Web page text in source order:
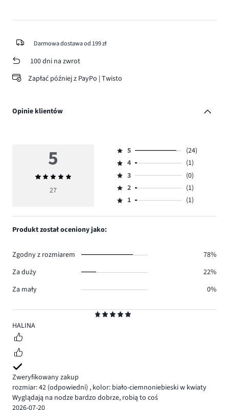
Darmowa dostawa od 199 zł
100 dni na zwrot
Zapłać później z PayPo | Twisto
Opinie klientów
5
HALINA
Zweryfikowany zakup
rozmiar: 42 (odpowiedni) , kolor: biało-ciemnoniebieski w kwiaty
Wyglądają na nodze bardzo dobrze, robią to coś
5
Średnia
ocena
27
Ocena
5,
ilość
głosów
24.
5
(24)
Ocena
4,
ilość
głosów
4
(1)
Ocena
3,
ilość
3
(0)
Ocena
2,
2
(1)
Ocena
1,
1 (1)
Produkt został oceniony jako:
Zgodny z rozmiarem
78%
Za duży
22%
Za mały
0%